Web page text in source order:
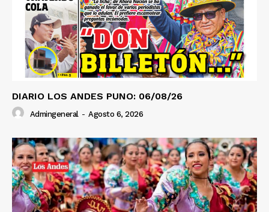
DIARIO LOS ANDES PUNO: 06/08/26
Admingeneral - Agosto 6, 2026